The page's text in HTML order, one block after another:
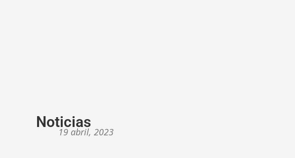
Noticias
19 abril, 2023